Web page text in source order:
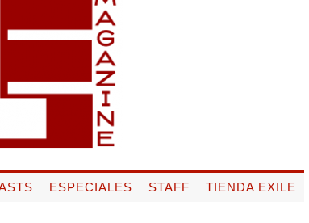
ESPECIALES STAFF TIENDA EXILE